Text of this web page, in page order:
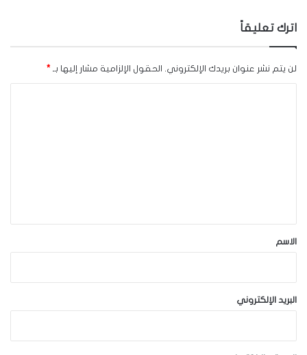
اترك تعليقاً
لن يتم نشر عنوان بريدك الإلكتروني. الحقول الإلزامية مشار إليها بـ *
*الاسم
البريد الإلكتروني